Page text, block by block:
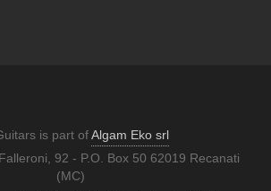
is part ofAlgam Eko srl
92 - P.O. Box 50 62019 Recanati
(MC)